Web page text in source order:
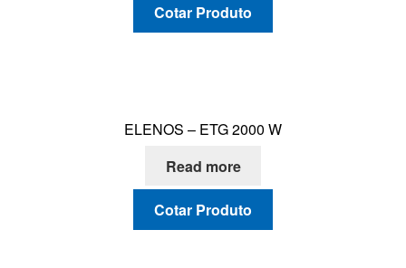
Cotar Produto
ELENOS – ETG 2000 W
Read more
Cotar Produto